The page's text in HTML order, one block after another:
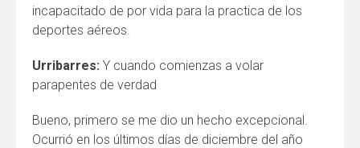
incapacitado de por vida para la practica de los
deportes aéreos.
Urribarres: Y cuando comienzas a volar
parapentes de verdad
Bueno, primero se me dio un hecho excepcional.
Ocurrió en los últimos días de diciembre del año